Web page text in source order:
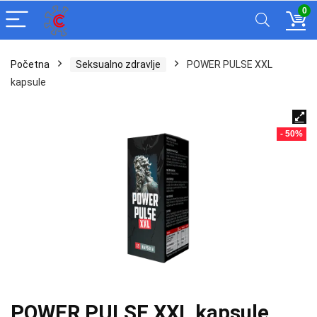
0
Početna Seksualno zdravlje
POWER PULSE XXL
kapsule
- 50%